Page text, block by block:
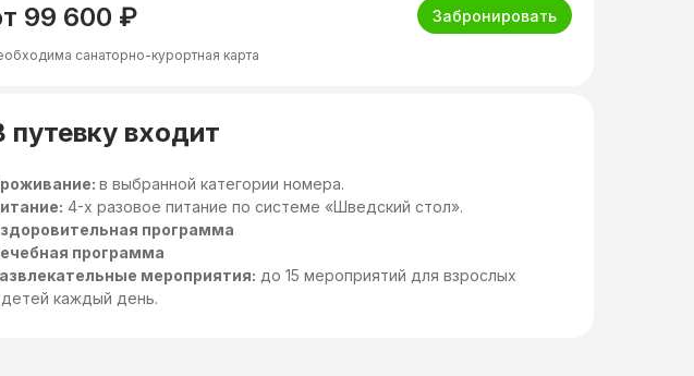
Забронировать
санаторно-курортная карта
99 600 ₽
путевку входит
в выбранной категории номера.
4-х разовое питание по системе «Шведский стол».
программа
программа
мероприятия: до 15 мероприятий для взрослых
каждый день.